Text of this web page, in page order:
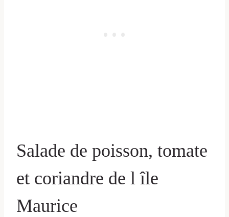
Salade de poisson, tomate
et coriandre de l île
Maurice